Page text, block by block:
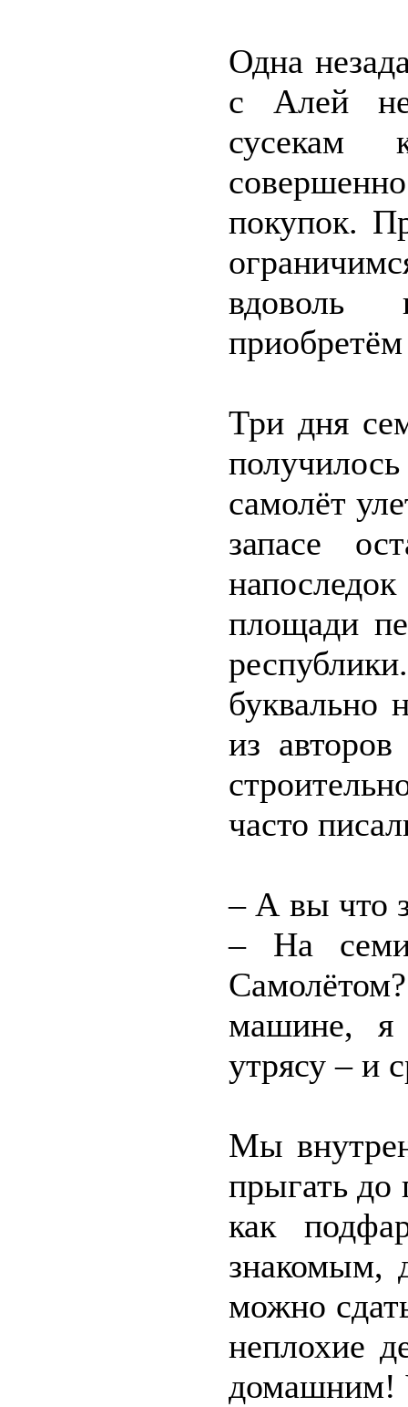
Одна
с Алей не
сусекам
покупок.
вдоволь
Три дня
самолёт
запасе
площади
буквально
из
часто
– А вы что
– На
машине, я
утрясу – и
Мы
прыгать до
как
знакомым,
можно
неплохие
домашним!